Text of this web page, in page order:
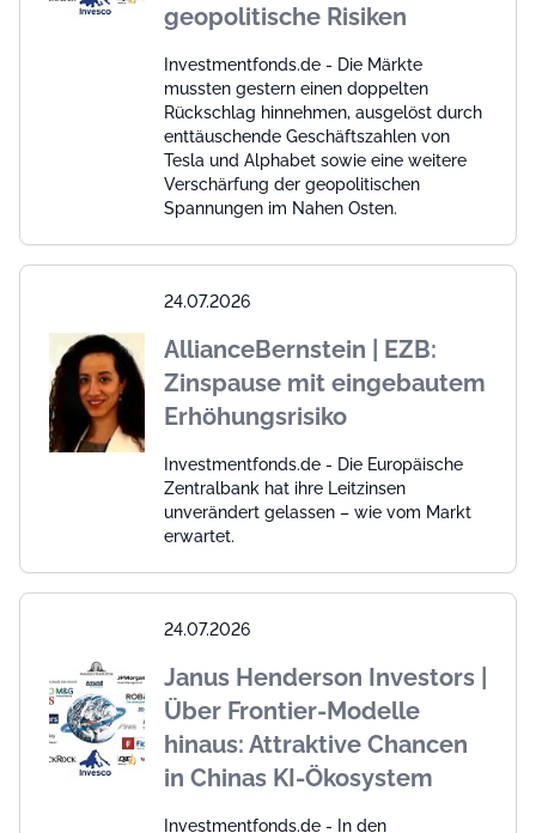
geopolitische Risiken
Investmentfonds.de - Die Märkte
mussten gestern einen doppelten
Rückschlag hinnehmen, ausgelöst durch
enttäuschende Geschäftszahlen von
Tesla und Alphabet sowie eine weitere
Verschärfung der geopolitischen
Spannungen im Nahen Osten.
24.07.2026
AllianceBernstein | EZB:
Zinspause mit eingebautem
Erhöhungsrisiko
Investmentfonds.de - Die Europäische
Zentralbank hat ihre Leitzinsen
unverändert gelassen – wie vom Markt
erwartet.
24.07.2026
Janus Henderson Investors |
Über Frontier-Modelle
hinaus: Attraktive Chancen
in Chinas KI-Ökosystem
Investmentfonds.de - In den